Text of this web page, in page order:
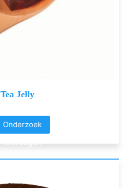
Tea Jelly
Onderzoek
toevoegen